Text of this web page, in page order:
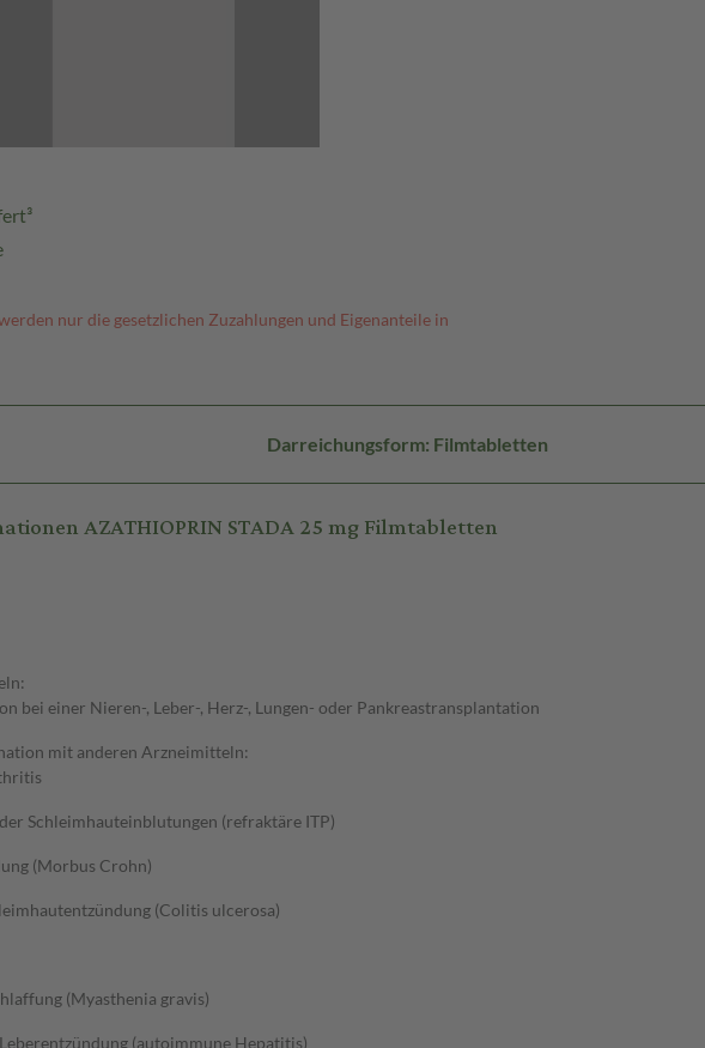
nur die gesetzlichen Zuzahlungen und Eigenanteile in
Darreichungsform: Filmtabletten
AZATHIOPRIN STADA 25 mg Filmtabletten
bei einer Nieren-, Leber-, Herz-, Lungen- oder Pankreastransplantation
mit anderen Arzneimitteln:
Schleimhauteinblutungen (refraktäre ITP)
(Morbus Crohn)
(Colitis ulcerosa)
(Myasthenia gravis)
(autoimmune Hepatitis)